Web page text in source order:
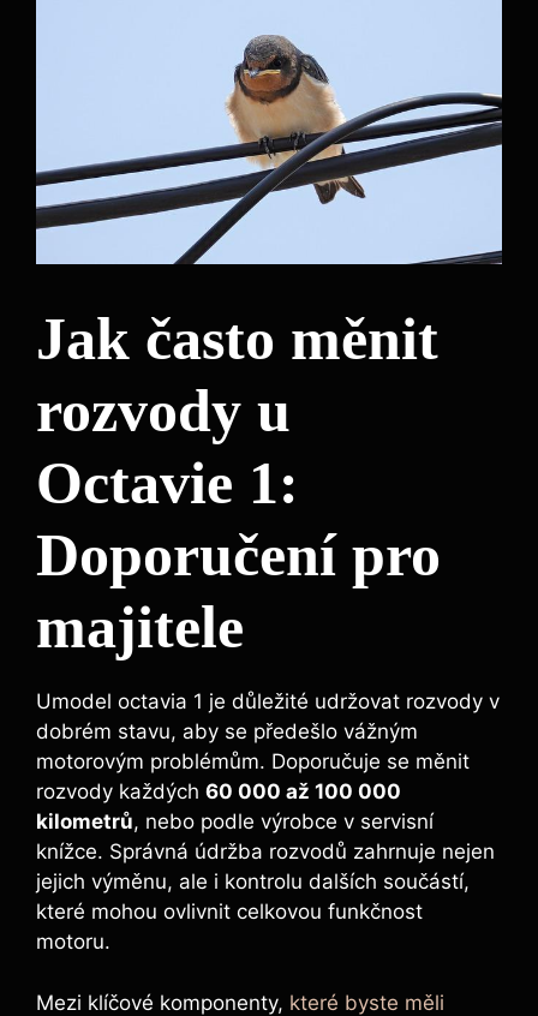
Jak často měnit
rozvody u
Octavie 1:
Doporučení pro
majitele
Umodel octavia 1 je důležité udržovat rozvody v
dobrém stavu, aby se předešlo vážným
motorovým problémům. Doporučuje se měnit
rozvody každých 60 000 až 100 000
kilometrů, nebo podle výrobce v servisní
knížce. Správná údržba rozvodů zahrnuje nejen
jejich výměnu, ale i kontrolu dalších součástí,
které mohou ovlivnit celkovou funkčnost
motoru.
Mezi klíčové komponenty, které byste měli